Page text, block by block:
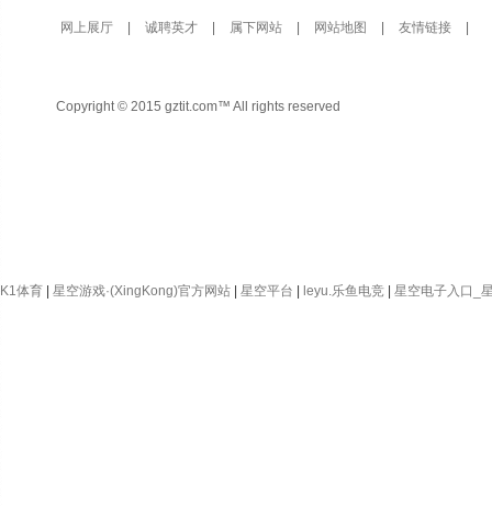
网上展厅 诚聘英才 属下网站 网站地图 友情链接
Copyright © 2015 gztit.com™ All rights reserved
K1体育 星空游戏·(XingKong)官方网站 星空平台 leyu.乐鱼电竞 星空电子入口_